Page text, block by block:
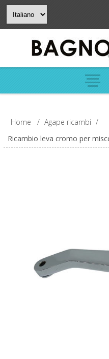
Home / Agape ricambi /
Ricambio leva cromo per